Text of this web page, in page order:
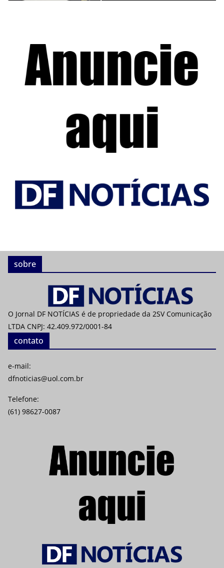
sobre
O Jornal DF NOTÍCIAS é de propriedade da 2SV Comunicação
LTDA CNPJ: 42.409.972/0001-84
contato
e-mail:
dfnoticias@uol.com.br
Telefone:
(61) 98627-0087